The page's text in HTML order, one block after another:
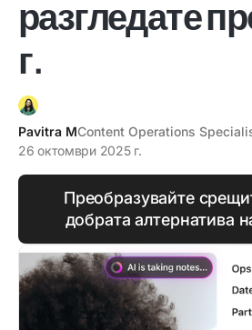
разгледате
г.
Pavitra MContent Operations
26 октомври 2025 г.
Преобразувайте
добрата алтернатива